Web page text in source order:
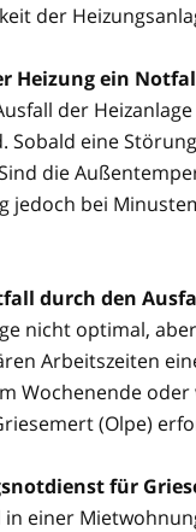
der
Heizung ein
der
Sobald eine
die
jedoch bei
durch den
nicht optimal,
Arbeitszeiten
Wochenende
(Olpe)
für
einer